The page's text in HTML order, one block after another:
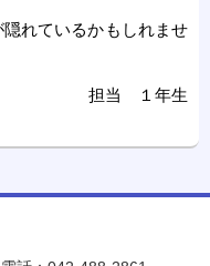
れているかもしれませ
担当 １年生